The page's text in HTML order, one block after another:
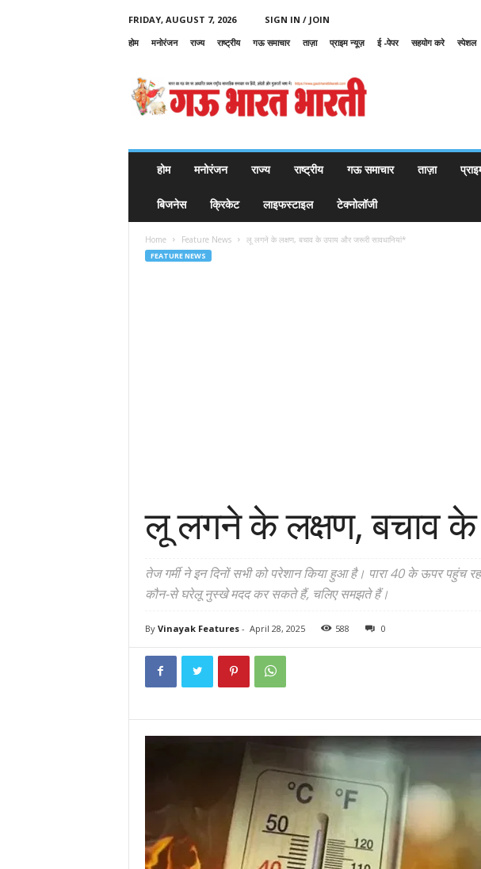
FRIDAY, AUGUST 7, 2026
SIGN IN / JOIN
होम
मनोरंजन राज्य राष्ट्रीय गऊ समाचार ताज़ा प्राइम न्यूज़ ई -पेपर सहयोग करे स्पेशल
u
होम
मनोरंजन राज्य राष्ट्रीय गऊ समाचार ताज़ा
बिजनेस क्रिकेट लाइफस्टाइल टेक्नोलॉजी
Home Feature News लू लगने के लक्षण, बचाव के उपाय और जरूरी सावधानियां*
FEATURE NEWS
लू लगने के लक्षण, बचाव के
तेज गर्मी ने इन दिनों सभी को परेशान किया हुआ है। पारा 40 के ऊपर
कौन-से घरेलू नुस्खे मदद कर सकते हैं, चलिए समझते हैं।
By Vinayak Features- April 28, 2025 588 0